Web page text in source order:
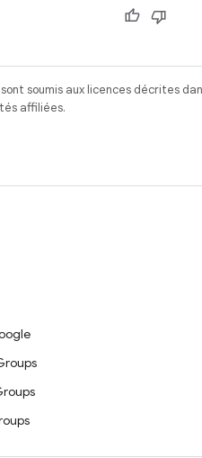
soumis aux licences décrites
affiliées.